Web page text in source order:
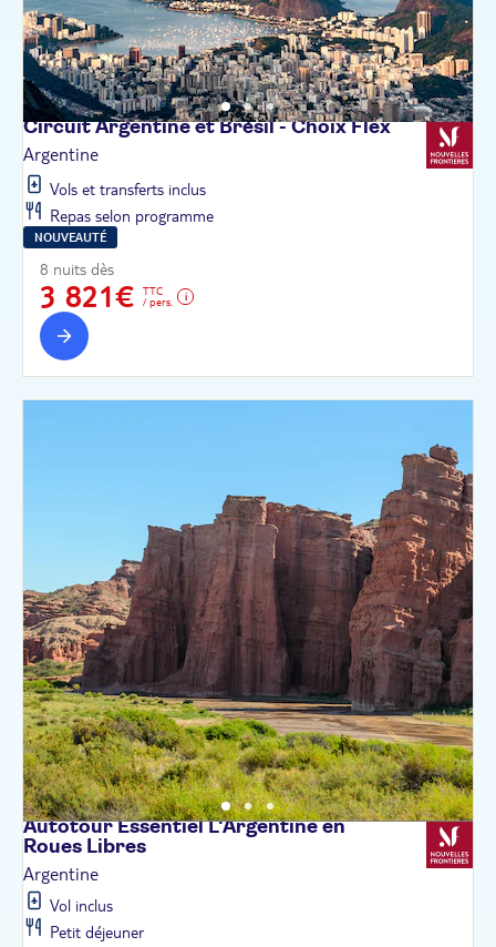
Circuit Argentine et Brésil - ChoixFlex
Argentine
Vols et transferts inclus
Repas selon programme
NOUVEAUTÉ
8 nuits dès
3 821€
TTC
/ pers.
Autotour Essentiel L'Argentine en
Roues Libres
Argentine
Vol inclus
Petit déjeuner